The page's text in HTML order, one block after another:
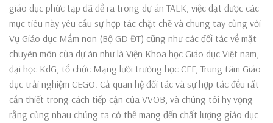
giáo dục phức tạp đã đề ra trong dự án TALK, việc đạt được các
mục tiêu này yêu cầu sự hợp tác chặt chẽ và chung tay cùng với
Vụ Giáo dục Mầm non (Bộ GD ĐT) cũng như các đối tác về mặt
chuyên môn của dự án như là Viện Khoa học Giáo dục Việt nam,
đại học KdG, tổ chức Mạng lưới trường học CEF, Trung tâm Giáo
dục trải nghiệm CEGO. Cả quan hệ đối tác và sự hợp tác đều rất
cần thiết trong cách tiếp cận của VVOB, và chúng tôi hy vọng
rằng cùng nhau chúng ta có thể mang đến chất lượng giáo dục